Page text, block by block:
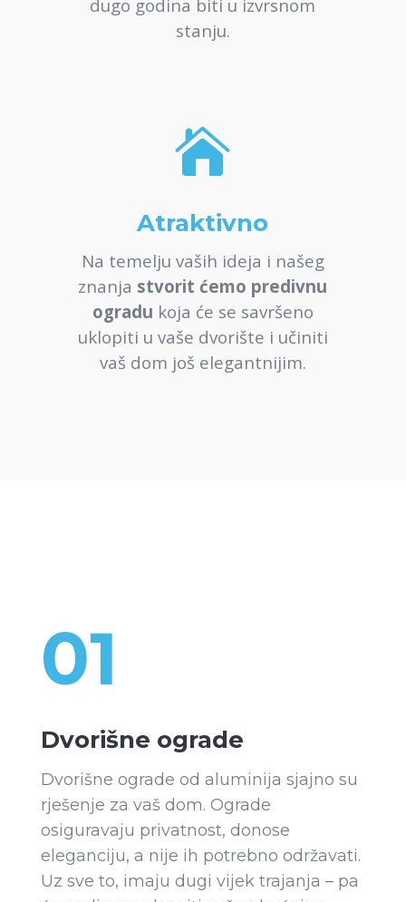
dugo godina biti u izvrsnom
stanju.

Atraktivno
Na temelju vaših ideja i našeg
znanja stvorit ćemo predivnu
ogradu koja će se savršeno
uklopiti u vaše dvorište i učiniti
vaš dom još elegantnijim.
01
Dvorišne ograde
Dvorišne ograde od aluminija sjajno su
rješenje za vaš dom. Ograde
osiguravaju privatnost, donose
eleganciju, a nije ih potrebno održavati.
Uz sve to, imaju dugi vijek trajanja – pa